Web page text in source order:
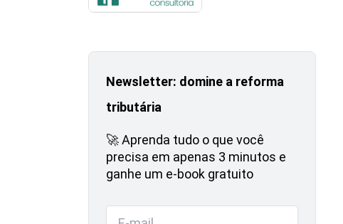
Newsletter: domine a reforma
tributária
🚀 Aprenda tudo o que você
precisa em apenas 3 minutos e
ganhe um e-book gratuito